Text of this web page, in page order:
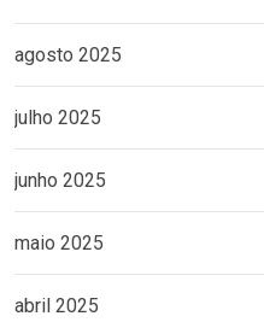
agosto 2025
julho 2025
junho 2025
maio 2025
abril 2025